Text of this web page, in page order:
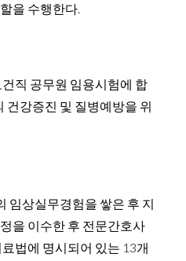
을 수행한다.
직 공무원 임용시험에 합
건강증진 및 질병예방을 위
임상실무경험을 쌓은 후 지
을 이수한 후 전문간호사
법에 명시되어 있는 13개